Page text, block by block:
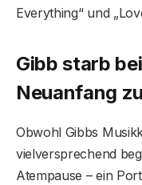
Everything“ und
Gibb starb
Neuanfang
Obwohl Gibbs
vielversprechend
Atempause – ein